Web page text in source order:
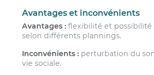
Avantages et inconvénients
Avantages : flexibilité et possibilité
selon différents plannings.
Inconvénients : perturbation du
vie sociale.